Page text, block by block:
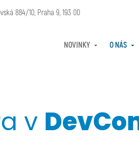
884/10, Praha 9, 193 00
NOVINKY O NÁS
v